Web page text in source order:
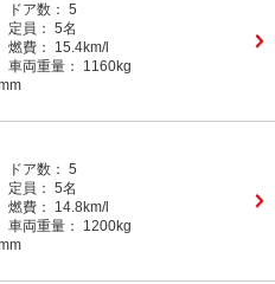
ドア数： 5
定員： 5名
燃費：
15.4km/l
車両重量：
1160kg
ドア数： 5
定員： 5名
燃費：
14.8km/l
車両重量：
1200kg